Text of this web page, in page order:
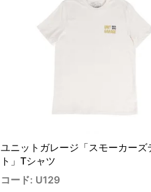
ユニットガレージ「スモーカーズ
ト」Tシャツ
コード: U129